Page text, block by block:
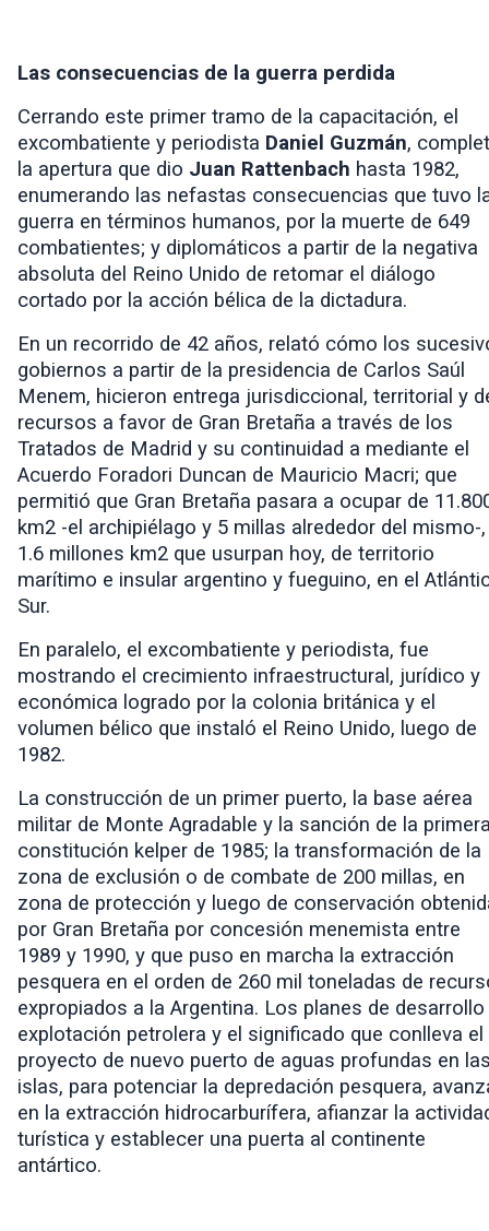
Las consecuencias de la guerra perdida
Cerrando este primer tramo de la capacitación, el
excombatiente y periodista Daniel Guzmán,
la apertura que dio Juan Rattenbach hasta 1982,
enumerando las nefastas consecuencias que tuvo
guerra en términos humanos, por la muerte de 649
combatientes; y diplomáticos a partir de la negativa
absoluta del Reino Unido de retomar el diálogo
cortado por la acción bélica de la dictadura.
En un recorrido de 42 años, relató cómo los
gobiernos a partir de la presidencia de Carlos Saúl
Menem, hicieron entrega jurisdiccional, territorial y
recursos a favor de Gran Bretaña a través de los
Tratados de Madrid y su continuidad a mediante el
Acuerdo Foradori Duncan de Mauricio Macri; que
permitió que Gran Bretaña pasara a ocupar de
km2 -el archipiélago y 5 millas alrededor del mismo-
1.6 millones km2 que usurpan hoy, de territorio
marítimo e insular argentino y fueguino, en el
Sur.
En paralelo, el excombatiente y periodista, fue
mostrando el crecimiento infraestructural, jurídico y
económica logrado por la colonia británica y el
volumen bélico que instaló el Reino Unido, luego de
1982.
La construcción de un primer puerto, la base aérea
militar de Monte Agradable y la sanción de la
constitución kelper de 1985; la transformación de la
zona de exclusión o de combate de 200 millas, en
zona de protección y luego de conservación
por Gran Bretaña por concesión menemista entre
1989 y 1990, y que puso en marcha la extracción
pesquera en el orden de 260 mil toneladas de
expropiados a la Argentina. Los planes de desarrollo
explotación petrolera y el significado que conlleva el
proyecto de nuevo puerto de aguas profundas en
islas, para potenciar la depredación pesquera,
en la extracción hidrocarburífera, afianzar la
turística y establecer una puerta al continente
antártico.